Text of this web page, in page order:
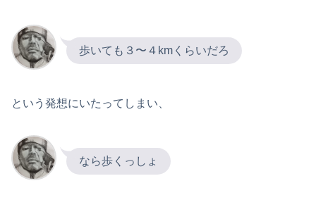
歩いても３〜４kmくらいだろ
という発想にいたってしまい、
なら歩くっしょ